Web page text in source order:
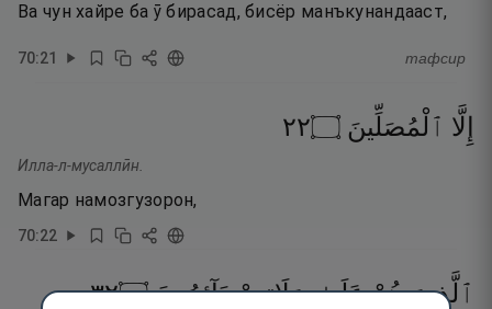
Ва чун хайре ба ӯ бирасад, бисёр манъкунандааст,
70:21 тафсир
إِلَّا ٱلْمُصَلِّينَ ۝٢٢
Илла-л-мусаллӣн.
Магар намозгузорон,
70:22
ٱلَّذِينَ هُمْ عَلَىٰ صَلَاتِهِمْ دَآئِمُونَ ۝٢٣